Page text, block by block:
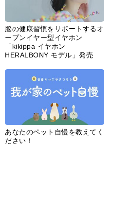
脳の健康習慣をサポートするオ
ープンイヤー型イヤホン
「kikippa イヤホン
HERALBONY モデル」発売
あなたのペット自慢を教えてく
ださい！